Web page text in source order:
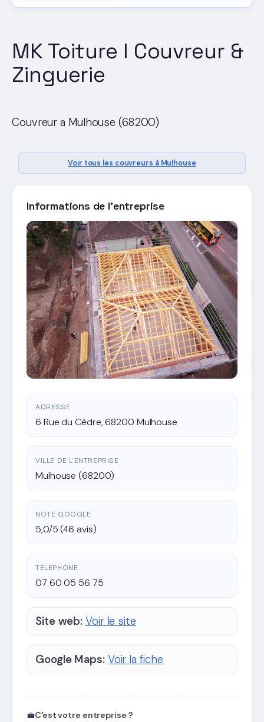
MK Toiture l Couvreur &
Zinguerie
Couvreur a Mulhouse (68200)
Voir tous les couvreurs à Mulhouse
Informations de l'entreprise
ADRESSE
6 Rue du Cèdre, 68200 Mulhouse
VILLE DE L'ENTREPRISE
Mulhouse (68200)
NOTE GOOGLE
5,0/5 (46 avis)
TELEPHONE
07 60 05 56 75
Site web: Voir le site
Google Maps: Voir la fiche
💼C'est votre entreprise ?